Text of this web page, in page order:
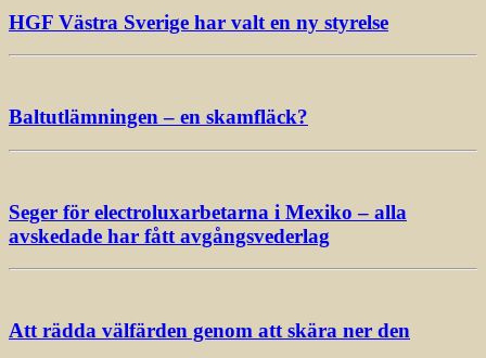
HGF Västra Sverige har valt en ny styrelse
Baltutlämningen – en skamfläck?
Seger för electroluxarbetarna i Mexiko – alla
avskedade har fått avgångsvederlag
Att rädda välfärden genom att skära ner den